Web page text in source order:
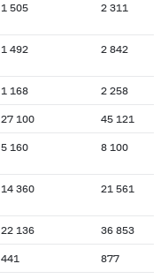
1 505 2 311
1 492 2 842
1 168 2 258
27 100 45 121
5 160 8 100
14 360 21 561
22 136 36 853
441 877